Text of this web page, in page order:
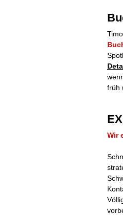
früh
Wir